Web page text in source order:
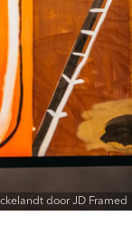
door JD Framed